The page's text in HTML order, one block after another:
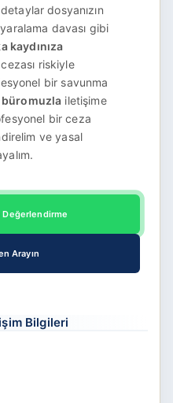
dosyanızın
davası gibi
kaydınıza
riskiyle
bir savunma
iletişime
bir ceza
ve yasal
Değerlendirme
Arayın
Bilgileri